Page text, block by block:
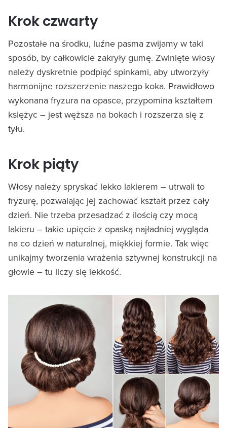
Krok czwarty
Pozostałe na środku, luźne pasma zwijamy w taki
sposób, by całkowicie zakryły gumę. Zwinięte włosy
należy dyskretnie podpiąć spinkami, aby utworzyły
harmonijne rozszerzenie naszego koka. Prawidłowo
wykonana fryzura na opasce, przypomina kształtem
księżyc – jest węższa na bokach i rozszerza się z
tyłu.
Krok piąty
Włosy należy spryskać lekko lakierem – utrwali to
fryzurę, pozwalając jej zachować kształt przez cały
dzień. Nie trzeba przesadzać z ilością czy mocą
lakieru – takie upięcie z opaską najładniej wygląda
na co dzień w naturalnej, miękkiej formie. Tak więc
unikajmy tworzenia wrażenia sztywnej konstrukcji na
głowie – tu liczy się lekkość.